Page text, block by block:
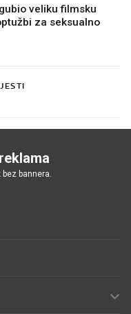
veliku filmsku
za seksualno
bannera.